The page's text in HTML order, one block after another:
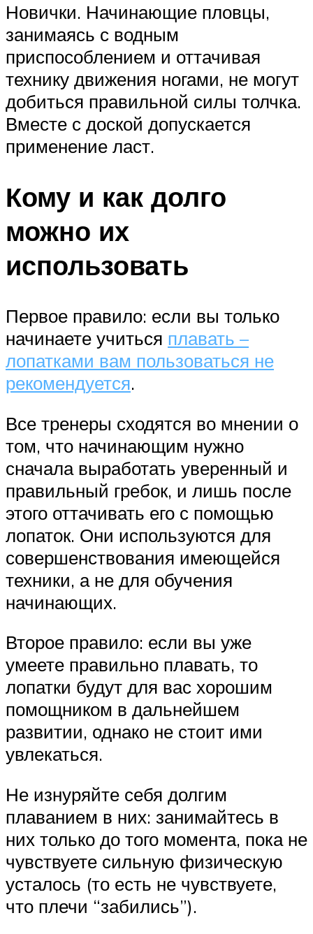
Новички. Начинающие пловцы,
занимаясь с водным
приспособлением и оттачивая
технику движения ногами, не могут
добиться правильной силы толчка.
Вместе с доской допускается
применение ласт.
Кому и как долго
можно их
использовать
Первое правило: если вы только
начинаете учиться плавать –
лопатками вам пользоваться не
рекомендуется.
Все тренеры сходятся во мнении о
том, что начинающим нужно
сначала выработать уверенный и
правильный гребок, и лишь после
этого оттачивать его с помощью
лопаток. Они используются для
совершенствования имеющейся
техники, а не для обучения
начинающих.
Второе правило: если вы уже
умеете правильно плавать, то
лопатки будут для вас хорошим
помощником в дальнейшем
развитии, однако не стоит ими
увлекаться.
Не изнуряйте себя долгим
плаванием в них: занимайтесь в
них только до того момента, пока не
чувствуете сильную физическую
усталось (то есть не чувствуете,
что плечи “забились”).